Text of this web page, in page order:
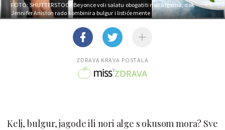
FOTO: SHUTTERSTOCK Beyonce voli salatu obogatiti nori algama, dok
Jennifer Aniston rado kombinira bulgur i listiće mente
ZDRAVA KRAVA POSTALA
Kelj, bulgur, jagode ili nori alge s okusom mora? Sve